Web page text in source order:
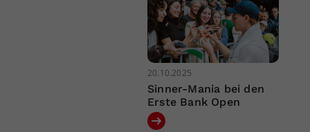
20.10.2025
Sinner-Mania bei den
Erste Bank Open